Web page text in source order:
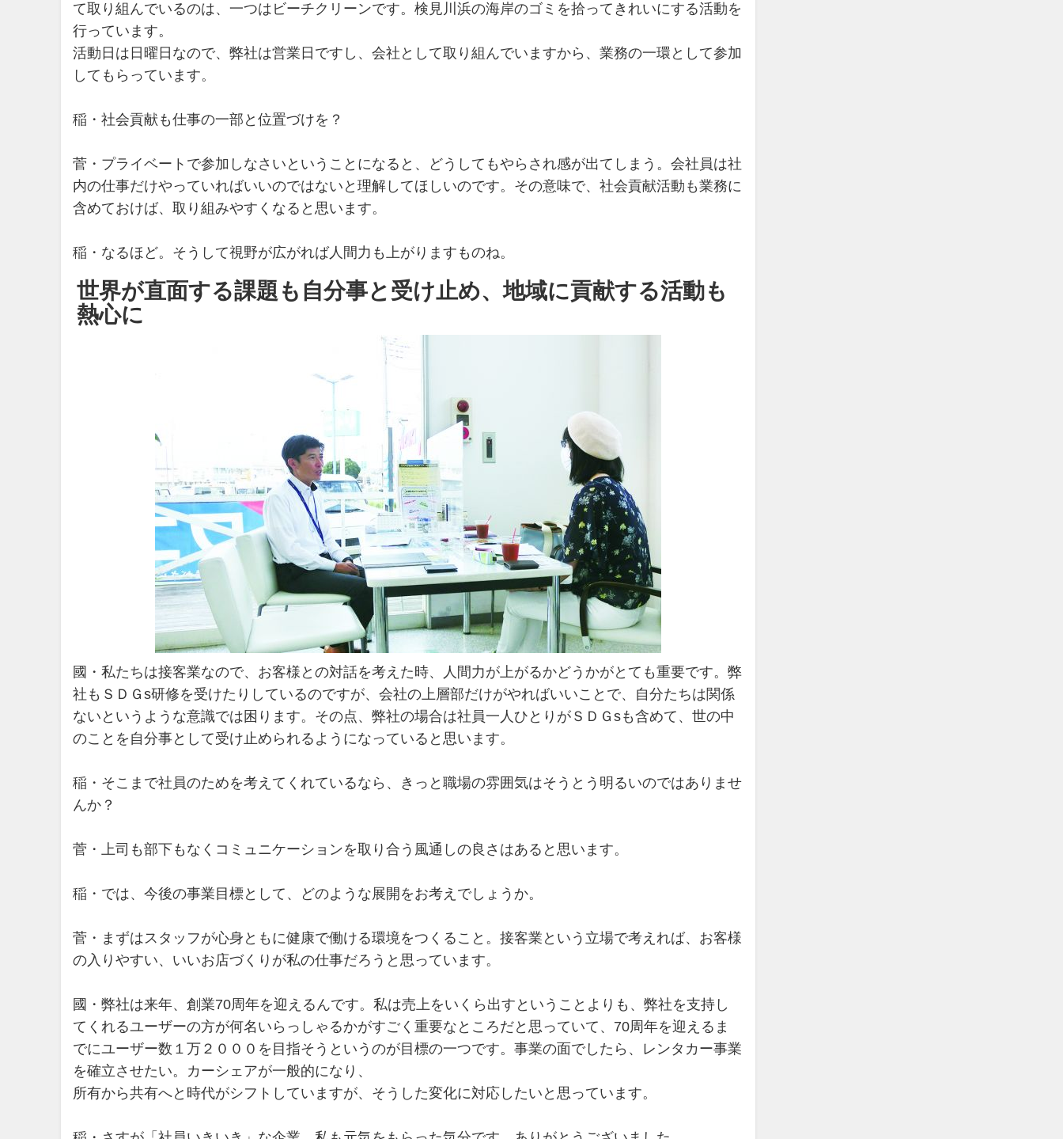
て取り組んでいるのは、一つはビーチクリーンです。検見川浜の海岸のゴミを拾ってきれいにする活動を
行っています。
活動日は日曜日なので、弊社は営業日ですし、会社として取り組んでいますから、業務の一環として参加
してもらっています。
稲・社会貢献も仕事の一部と位置づけを？
菅・プライベートで参加しなさいということになると、どうしてもやらされ感が出てしまう。会社員は社
内の仕事だけやっていればいいのではないと理解してほしいのです。その意味で、社会貢献活動も業務に
含めておけば、取り組みやすくなると思います。
稲・なるほど。そうして視野が広がれば人間力も上がりますものね。
世界が直面する課題も自分事と受け止め、地域に貢献する活動も
熱心に
國・私たちは接客業なので、お客様との対話を考えた時、人間力が上がるかどうかがとても重要です。弊
社もＳＤＧs研修を受けたりしているのですが、会社の上層部だけがやればいいことで、自分たちは関係
ないというような意識では困ります。その点、弊社の場合は社員一人ひとりがＳＤＧsも含めて、世の中
のことを自分事として受け止められるようになっていると思います。
稲・そこまで社員のためを考えてくれているなら、きっと職場の雰囲気はそうとう明るいのではありませ
んか？
菅・上司も部下もなくコミュニケーションを取り合う風通しの良さはあると思います。
稲・では、今後の事業目標として、どのような展開をお考えでしょうか。
菅・まずはスタッフが心身ともに健康で働ける環境をつくること。接客業という立場で考えれば、お客様
の入りやすい、いいお店づくりが私の仕事だろうと思っています。
國・弊社は来年、創業70周年を迎えるんです。私は売上をいくら出すということよりも、弊社を支持し
てくれるユーザーの方が何名いらっしゃるかがすごく重要なところだと思っていて、70周年を迎えるま
でにユーザー数１万２０００を目指そうというのが目標の一つです。事業の面でしたら、レンタカー事業
を確立させたい。カーシェアが一般的になり、
所有から共有へと時代がシフトしていますが、そうした変化に対応したいと思っています。